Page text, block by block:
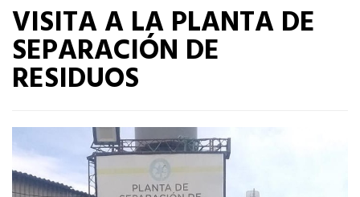
VISITA A LA PLANTA DE
SEPARACIÓN DE
RESIDUOS